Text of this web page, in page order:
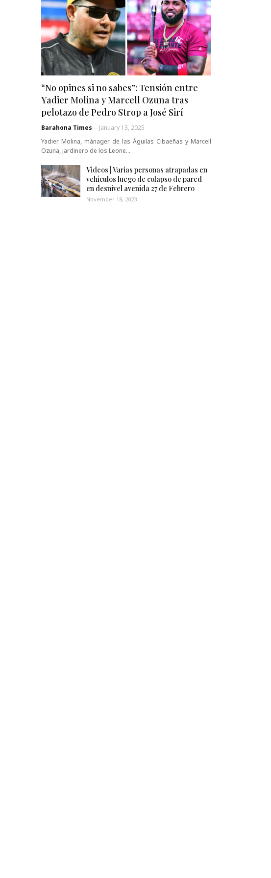
“No opines si no sabes”: Tensión entre
Yadier Molina y Marcell Ozuna tras
pelotazo de Pedro Strop a José Sirí
Barahona Times - January 13, 2025
Yadier Molina, mánager de las Águilas Cibaeñas y Marcell
Ozuna, jardinero de los Leone…
Videos | Varias personas atrapadas en
vehículos luego de colapso de pared
en desnivel avenida 27 de Febrero
November 18, 2023